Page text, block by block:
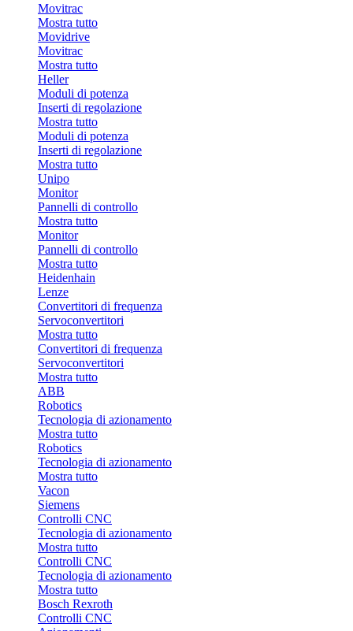
Movitrac
Mostra tutto
Movidrive
Movitrac
Mostra tutto
Heller
Moduli di potenza
Inserti di regolazione
Mostra tutto
Moduli di potenza
Inserti di regolazione
Mostra tutto
Unipo
Monitor
Pannelli di controllo
Mostra tutto
Monitor
Pannelli di controllo
Mostra tutto
Heidenhain
Lenze
Convertitori di frequenza
Servoconvertitori
Mostra tutto
Convertitori di frequenza
Servoconvertitori
Mostra tutto
ABB
Robotics
Tecnologia di azionamento
Mostra tutto
Robotics
Tecnologia di azionamento
Mostra tutto
Vacon
Siemens
Controlli CNC
Tecnologia di azionamento
Mostra tutto
Controlli CNC
Tecnologia di azionamento
Mostra tutto
Bosch Rexroth
Controlli CNC